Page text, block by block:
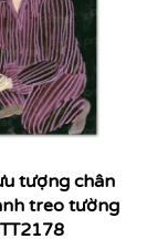
nội thất (sofa,
tạo ấn tượng
thành tâm
tượng chân
treo tường